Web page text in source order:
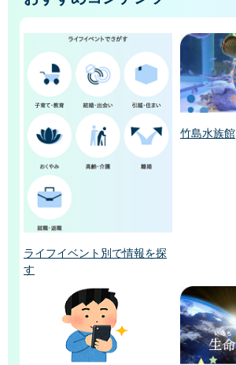
ライフイベント別で情報を探
す
竹島水族館